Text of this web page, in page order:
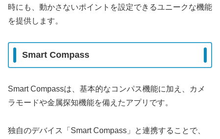
時にも、動かさないポイントを設定できるユニークな機能
を提供します。
Smart Compass
Smart Compassは、基本的なコンパス機能に加え、カメ
ラモードや金属探知機能を備えたアプリです。
独自のデバイス「Smart Compass」と連携することで、